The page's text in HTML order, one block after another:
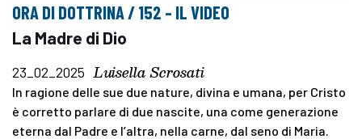
ORA DI DOTTRINA / 152 – IL VIDEO
La Madre di Dio
23_02_2025 Luisella Scrosati
In ragione delle sue due nature, divina e umana, per Cristo
è corretto parlare di due nascite, una come generazione
eterna dal Padre e l’altra, nella carne, dal seno di Maria.